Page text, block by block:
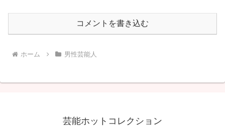
コメントを書き込む
ホーム 男性芸能人
芸能ホットコレクション